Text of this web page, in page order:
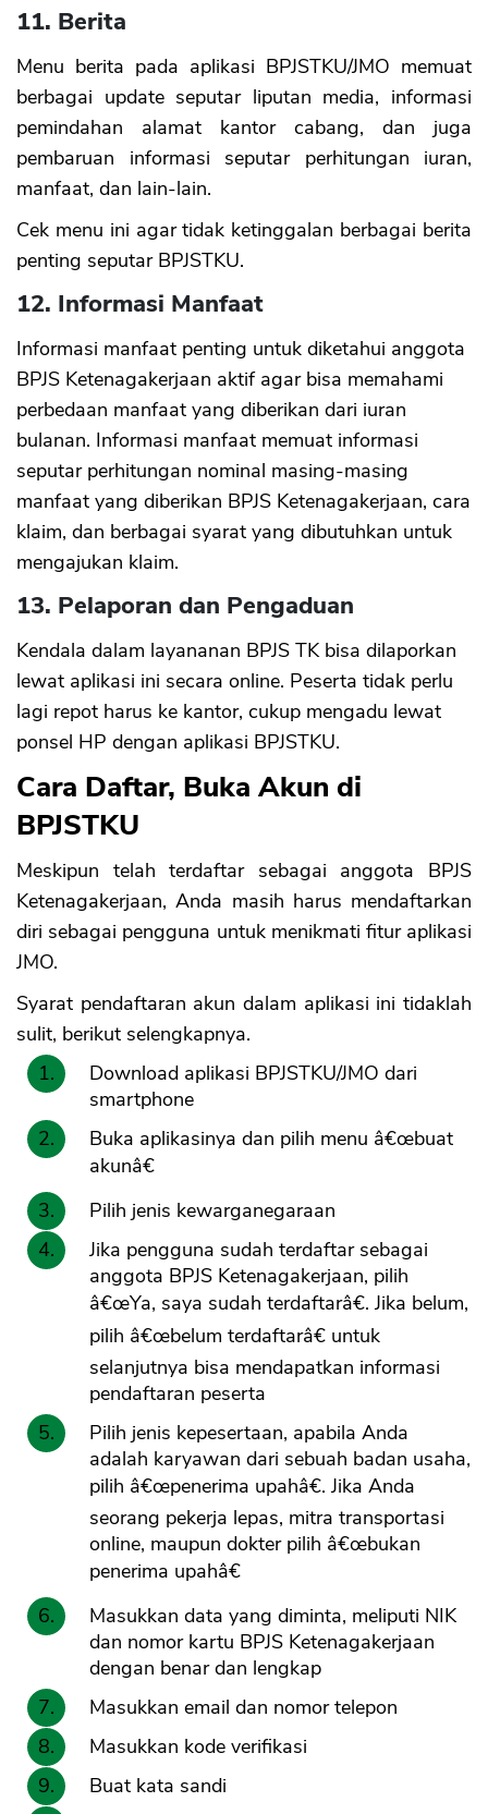
11. Berita
Menu berita pada aplikasi BPJSTKU/JMO memuat
berbagai update seputar liputan media, informasi
pemindahan alamat kantor cabang, dan juga
pembaruan informasi seputar perhitungan iuran,
manfaat, dan lain-lain.
Cek menu ini agar tidak ketinggalan berbagai berita
penting seputar BPJSTKU.
12. Informasi Manfaat
Informasi manfaat penting untuk diketahui anggota
BPJS Ketenagakerjaan aktif agar bisa memahami
perbedaan manfaat yang diberikan dari iuran
bulanan. Informasi manfaat memuat informasi
seputar perhitungan nominal masing-masing
manfaat yang diberikan BPJS Ketenagakerjaan, cara
klaim, dan berbagai syarat yang dibutuhkan untuk
mengajukan klaim.
13. Pelaporan dan Pengaduan
Kendala dalam layananan BPJS TK bisa dilaporkan
lewat aplikasi ini secara online. Peserta tidak perlu
lagi repot harus ke kantor, cukup mengadu lewat
ponsel HP dengan aplikasi BPJSTKU.
Cara Daftar, Buka Akun di
BPJSTKU
Meskipun telah terdaftar sebagai anggota BPJS
Ketenagakerjaan, Anda masih harus mendaftarkan
diri sebagai pengguna untuk menikmati fitur aplikasi
JMO.
Syarat pendaftaran akun dalam aplikasi ini tidaklah
sulit, berikut selengkapnya.
Download aplikasi BPJSTKU/JMO dari
smartphone
Buka aplikasinya dan pilih menu â€œbuat
akunâ€
Pilih jenis kewarganegaraan
Jika pengguna sudah terdaftar sebagai
anggota BPJS Ketenagakerjaan, pilih
â€œYa, saya sudah terdaftarâ€. Jika belum,
pilih â€œbelum terdaftarâ€ untuk
selanjutnya bisa mendapatkan informasi
pendaftaran peserta
Pilih jenis kepesertaan, apabila Anda
adalah karyawan dari sebuah badan usaha,
pilih â€œpenerima upahâ€. Jika Anda
seorang pekerja lepas, mitra transportasi
online, maupun dokter pilih â€œbukan
penerima upahâ€
Masukkan data yang diminta, meliputi NIK
dan nomor kartu BPJS Ketenagakerjaan
dengan benar dan lengkap
Masukkan email dan nomor telepon
Masukkan kode verifikasi
Buat kata sandi